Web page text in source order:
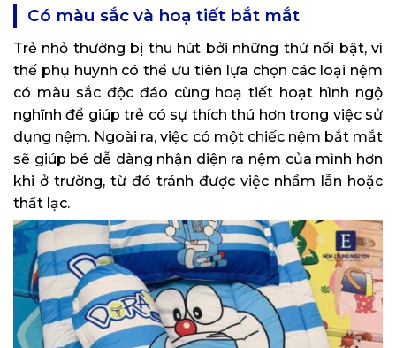
Có màu sắc và hoạ tiết bắt mắt
Trẻ nhỏ thường bị thu hút bởi những thứ nổi bật, vì
thế phụ huynh có thể ưu tiên lựa chọn các loại nệm
có màu sắc độc đáo cùng hoạ tiết hoạt hình ngộ
nghĩnh để giúp trẻ có sự thích thú hơn trong việc sử
dụng nệm. Ngoài ra, việc có một chiếc nệm bắt mắt
sẽ giúp bé dễ dàng nhận diện ra nệm của mình hơn
khi ở trường, từ đó tránh được việc nhầm lẫn hoặc
thất lạc.